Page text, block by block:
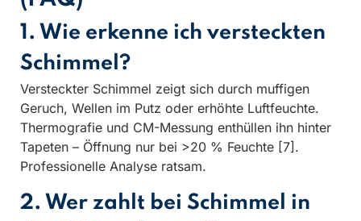
1. Wie erkenne ich versteckten
Schimmel?
Versteckter Schimmel zeigt sich durch muffigen
Geruch, Wellen im Putz oder erhöhte Luftfeuchte.
Thermografie und CM-Messung enthüllen ihn hinter
Tapeten – Öffnung nur bei >20 % Feuchte [7].
Professionelle Analyse ratsam.
2. Wer zahlt bei Schimmel in